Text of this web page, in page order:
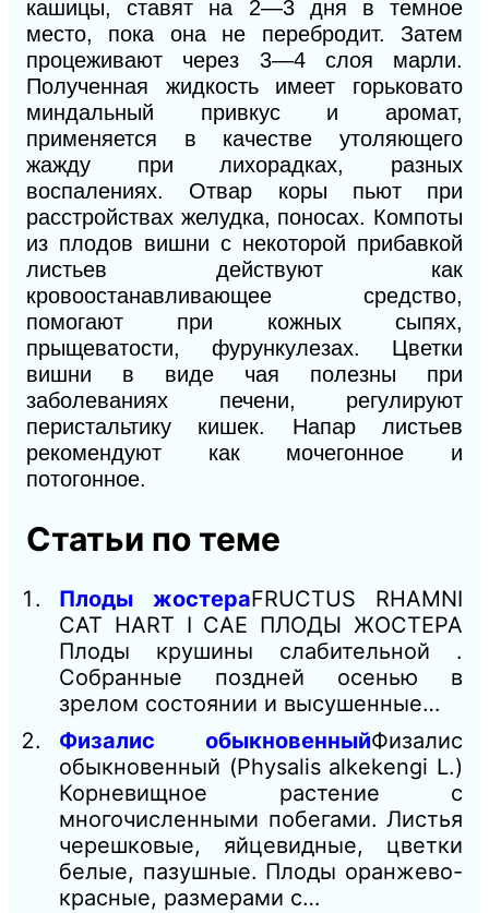
кашицы, ставят на 2—3 дня в темное
место, пока она не перебродит. Затем
процеживают через 3—4 слоя марли.
Полученная жидкость имеет горьковато
миндальный привкус и аромат,
применяется в качестве утоляющего
жажду при лихорадках, разных
воспалениях. Отвар коры пьют при
расстройствах желудка, поносах. Компоты
из плодов вишни с некоторой прибавкой
листьев действуют как
кровоостанавливающее средство,
помогают при кожных сыпях,
прыщеватости, фурункулезах. Цветки
вишни в виде чая полезны при
заболеваниях печени, регулируют
перистальтику кишек. Напар листьев
рекомендуют как мочегонное и
потогонное.
Статьи по теме
Плоды жостераFRUCTUS RHAMNI
CAT HART I CAE ПЛОДЫ ЖОСТЕРА
Плоды крушины слабительной .
Собранные поздней осенью в
зрелом состоянии и высушенные…
Физалис обыкновенныйФизалис
обыкновенный (Physalis alkekengi L.)
Корневищное растение с
многочисленными побегами. Листья
черешковые, яйцевидные, цветки
белые, пазушные. Плоды оранжево-
красные, размерами с…